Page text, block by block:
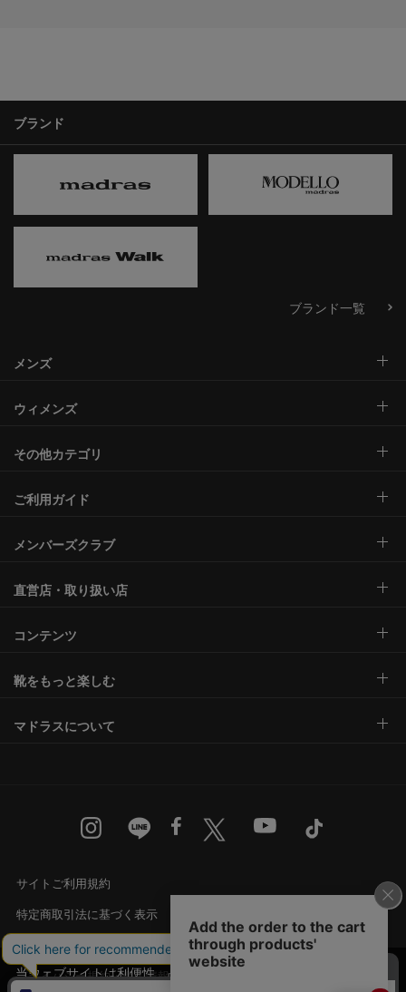
ブランド
ブランド一覧
メンズ
ウィメンズ
その他カテゴリ
ご利用ガイド
メンバーズクラブ
直営店・取り扱い店
コンテンツ
靴をもっと楽しむ
マドラスについて
サイトご利用規約
特定商取引法に基づく表示
古物営業法に基づく表示
プライバシー規約・個人情報の取り扱い
当ウェブサイトは利便性、品質維持・向上を目的